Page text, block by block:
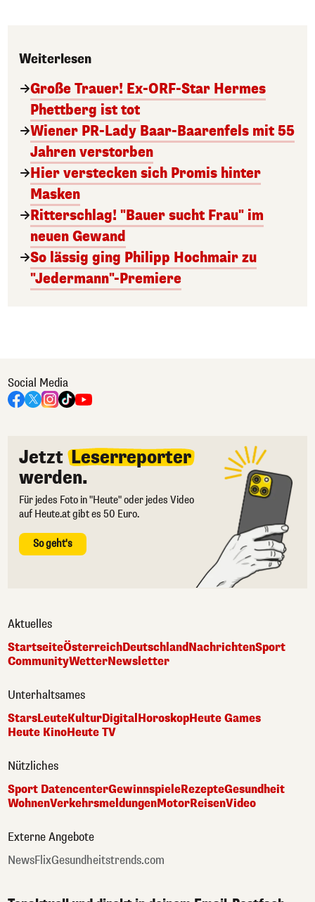
Weiterlesen
Große Trauer! Ex-ORF-Star Hermes
Phettberg ist tot
Wiener PR-Lady Baar-Baarenfels mit 55
Jahren verstorben
Hier verstecken sich Promis hinter
Masken
Ritterschlag! "Bauer sucht Frau" im
neuen Gewand
So lässig ging Philipp Hochmair zu
"Jedermann"-Premiere
Social Media
Jetzt Leserreporter
werden.
Für jedes Foto in "Heute" oder jedes Video
auf Heute.at gibt es 50 Euro.
So geht's
Aktuelles
StartseiteÖsterreichDeutschlandNachrichtenSport
CommunityWetterNewsletter
Unterhaltsames
StarsLeuteKulturDigital HoroskopHeute Games
Heute KinoHeute TV
Nützliches
Sport DatencenterGewinnspieleRezepteGesundheit
WohnenVerkehrsmeldungenMotorReisenVideo
Externe Angebote
NewsFlixGesundheitstrends.com